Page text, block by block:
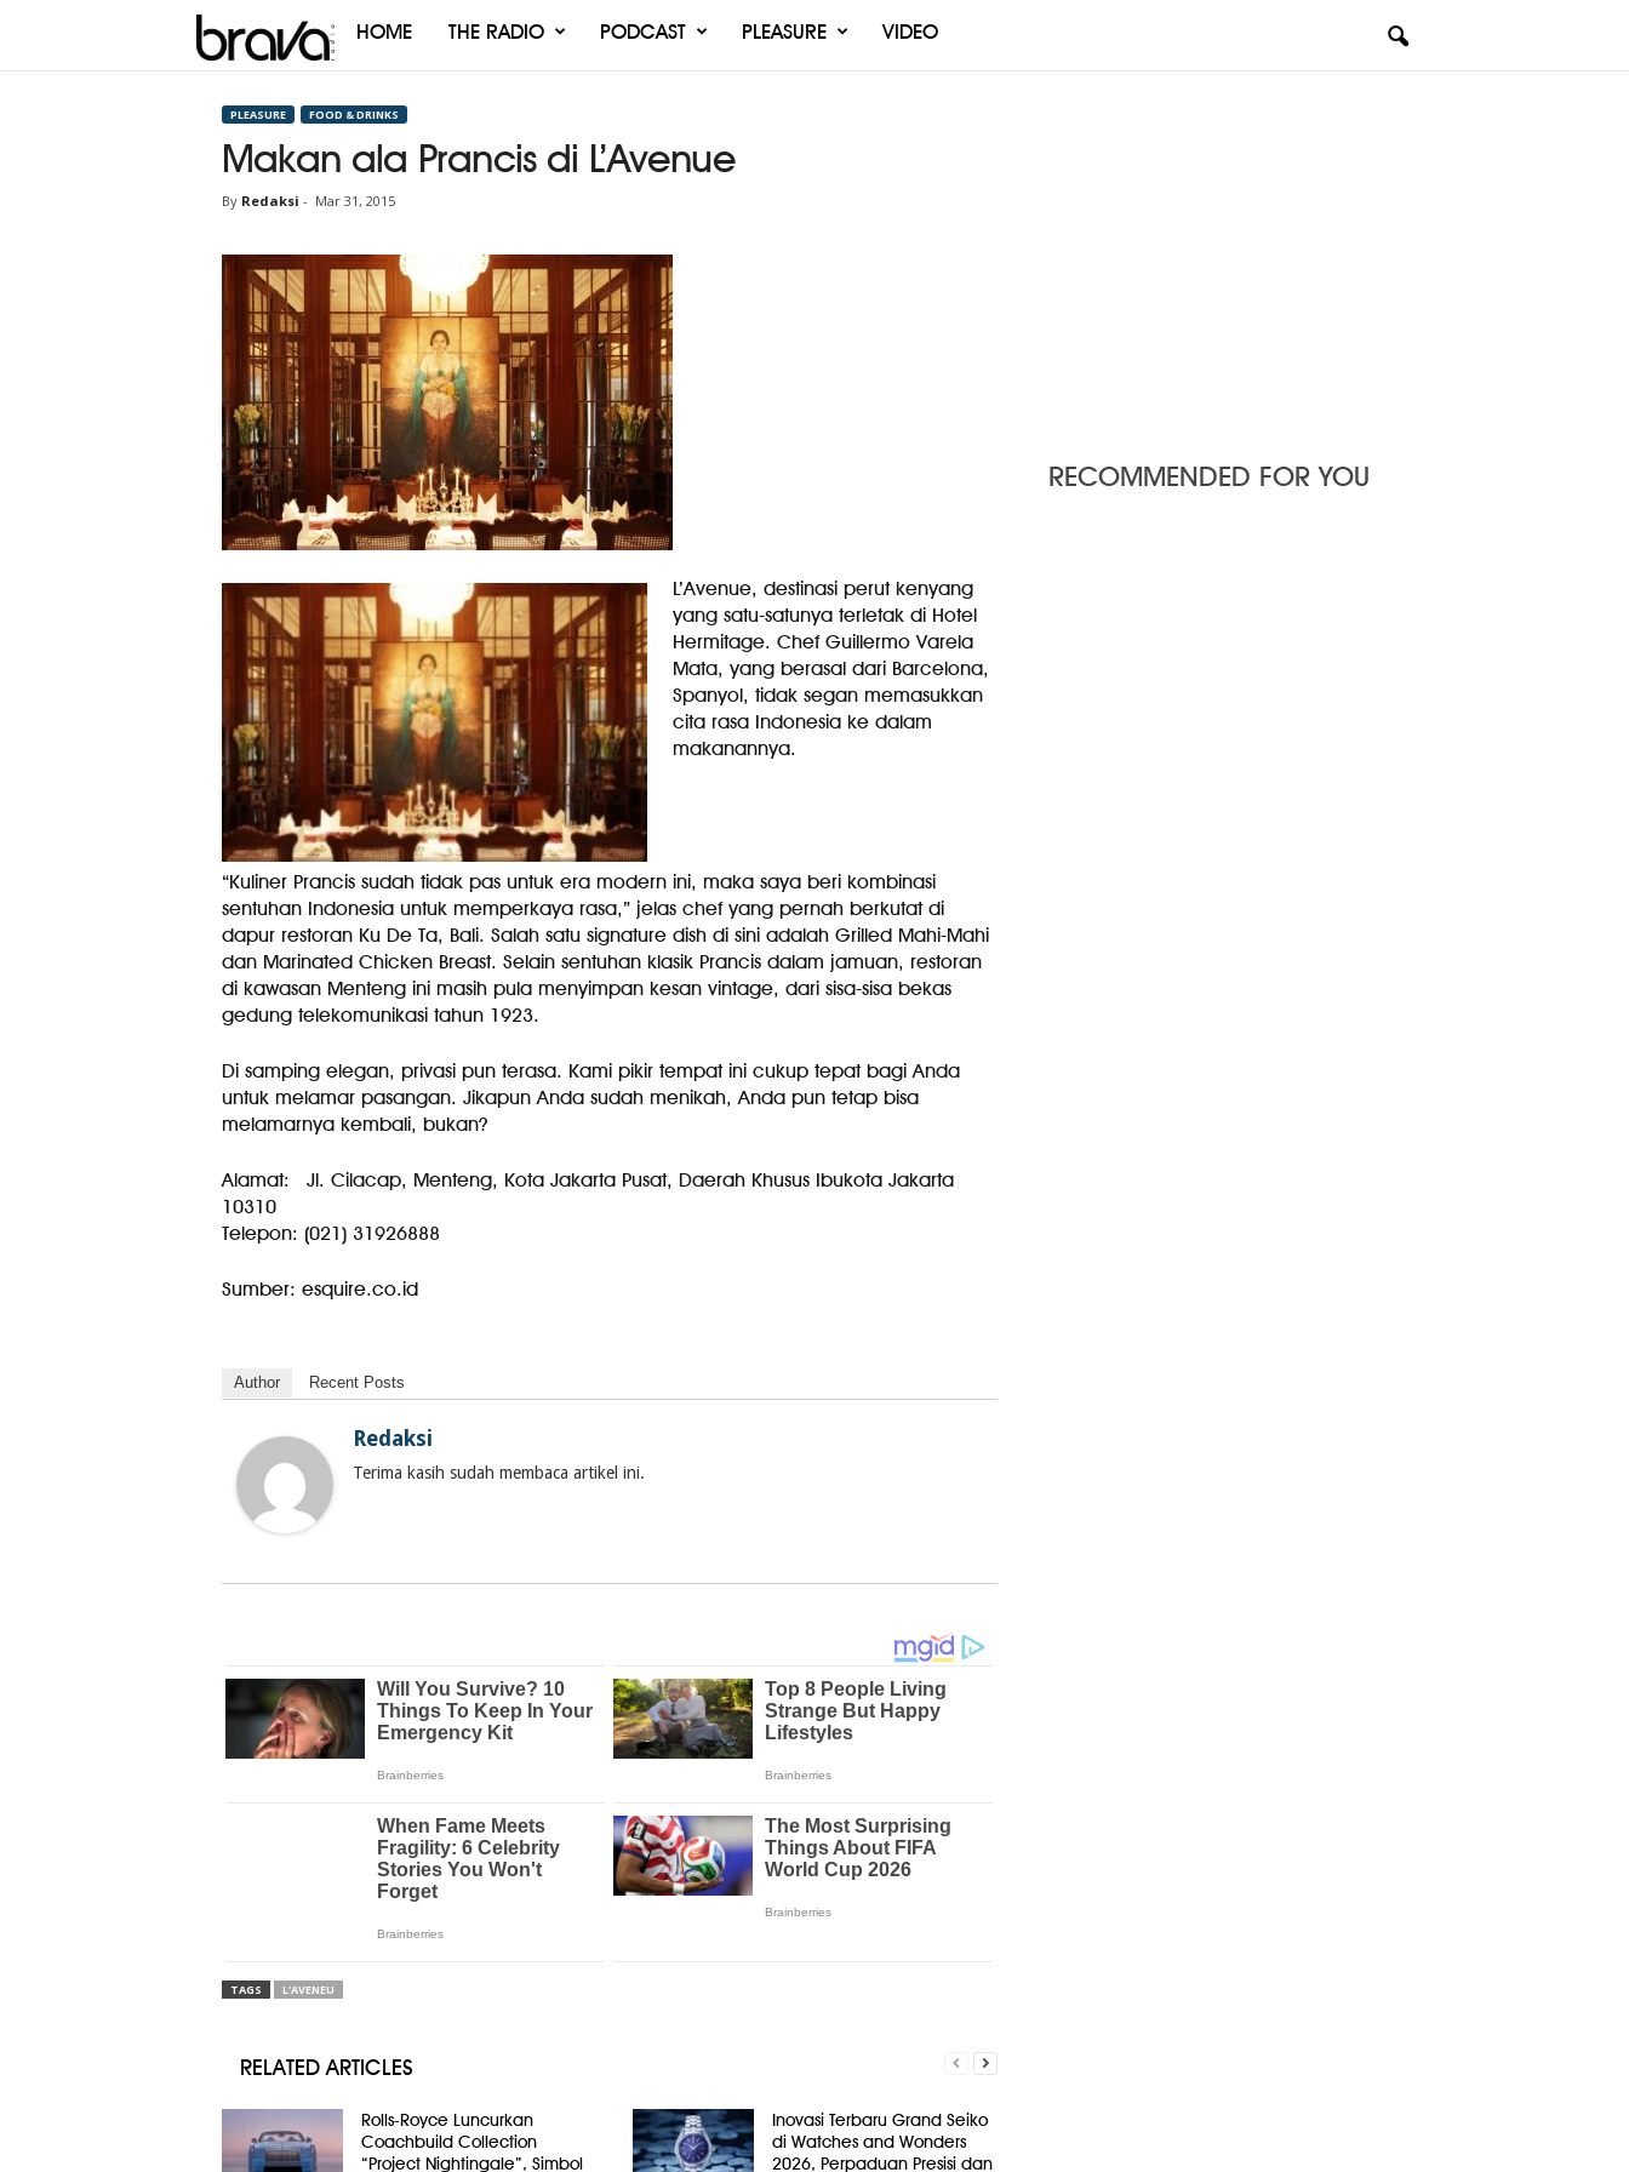
Brava
HOME THE RADIO PODCAST PLEASURE VIDEO
PLEASURE FOOD & DRINKS
Makan ala Prancis di L’Avenue
By Redaksi - Mar 31, 2015
L’Avenue, destinasi perut kenyang
yang satu-satunya terletak di Hotel
Hermitage. Chef Guillermo Varela
Mata, yang berasal dari Barcelona,
Spanyol, tidak segan memasukkan
cita rasa Indonesia ke dalam
makanannya.
“Kuliner Prancis sudah tidak pas untuk era modern ini, maka saya beri kombinasi
sentuhan Indonesia untuk memperkaya rasa,” jelas chef yang pernah berkutat di
dapur restoran Ku De Ta, Bali. Salah satu signature dish di sini adalah Grilled Mahi-Mahi
dan Marinated Chicken Breast. Selain sentuhan klasik Prancis dalam jamuan, restoran
di kawasan Menteng ini masih pula menyimpan kesan vintage, dari sisa-sisa bekas
gedung telekomunikasi tahun 1923.
Di samping elegan, privasi pun terasa. Kami pikir tempat ini cukup tepat bagi Anda
untuk melamar pasangan. Jikapun Anda sudah menikah, Anda pun tetap bisa
melamarnya kembali, bukan?
Alamat: Jl. Cilacap, Menteng, Kota Jakarta Pusat, Daerah Khusus Ibukota Jakarta
10310
Telepon: (021) 31926888
Sumber: esquire.co.id
Author Recent Posts
Redaksi
Terima kasih sudah membaca artikel ini.
TAGS L'AVENEU
RELATED ARTICLES
Rolls-Royce Luncurkan
Coachbuild Collection
“Project Nightingale”, Simbol
Inovasi Terbaru Grand Seiko
di Watches and Wonders
2026, Perpaduan Presisi dan
RECOMMENDED FOR YOU